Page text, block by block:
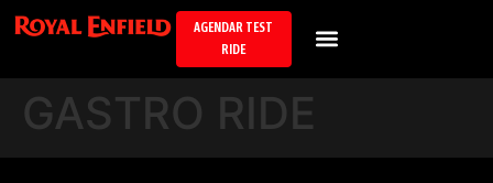
AGENDAR TEST
RIDE
GASTRO RIDE